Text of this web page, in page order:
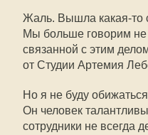
Жаль. Вышла какая-то
Мы больше говорим не
связанной с этим
от Студии Артемия
Но я не буду
Он человек
сотрудники не всегда